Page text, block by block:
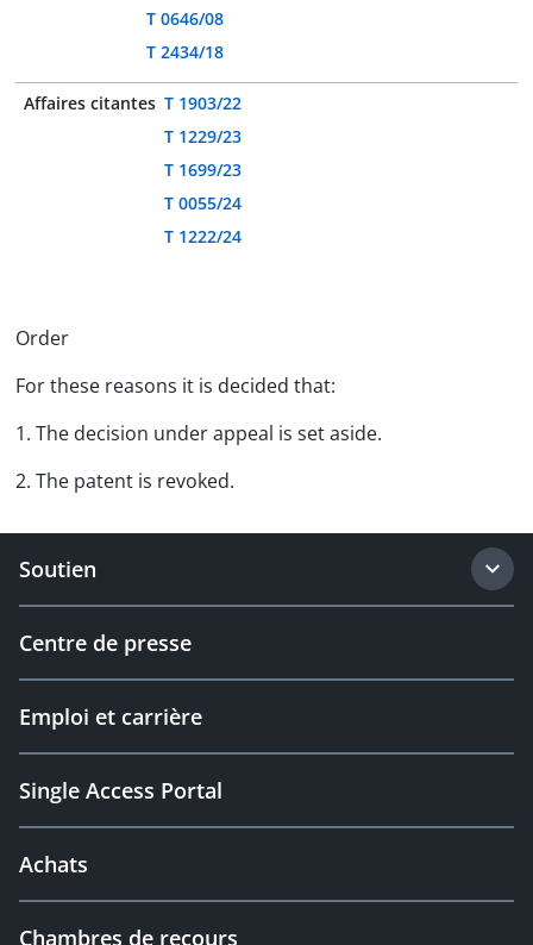
T 0646/08
T 2434/18
Affaires citantes T 1903/22
T 1229/23
T 1699/23
T 0055/24
T 1222/24
Order
For these reasons it is decided that:
1. The decision under appeal is set aside.
2. The patent is revoked.
Soutien
Centre de presse
Emploi et carrière
Single Access Portal
Achats
Chambres de recours